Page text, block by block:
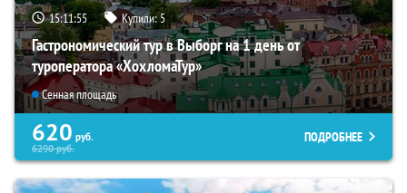
15:11:54 Купили:5
Гастрономический тур в Выборг на 1 день от
туроператора «ХохломаТур»
Сенная площадь
620 руб.
6290руб.
ПОДРОБНЕЕ